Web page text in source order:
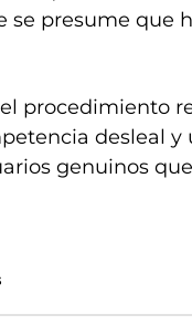
se presume que
procedimiento
desleal y
genuinos